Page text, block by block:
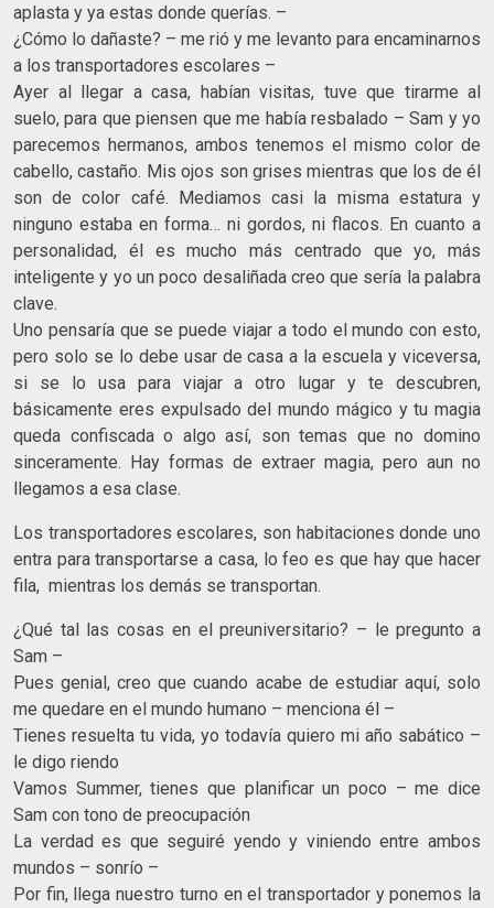
aplasta y ya estas donde querías. –
¿Cómo lo dañaste? – me rió y me levanto para encaminarnos
a los transportadores escolares –
Ayer al llegar a casa, habían visitas, tuve que tirarme al
suelo, para que piensen que me había resbalado – Sam y yo
parecemos hermanos, ambos tenemos el mismo color de
cabello, castaño. Mis ojos son grises mientras que los de él
son de color café. Mediamos casi la misma estatura y
ninguno estaba en forma… ni gordos, ni flacos. En cuanto a
personalidad, él es mucho más centrado que yo, más
inteligente y yo un poco desaliñada creo que sería la palabra
clave.
Uno pensaría que se puede viajar a todo el mundo con esto,
pero solo se lo debe usar de casa a la escuela y viceversa,
si se lo usa para viajar a otro lugar y te descubren,
básicamente eres expulsado del mundo mágico y tu magia
queda confiscada o algo así, son temas que no domino
sinceramente. Hay formas de extraer magia, pero aun no
llegamos a esa clase.
Los transportadores escolares, son habitaciones donde uno
entra para transportarse a casa, lo feo es que hay que hacer
fila, mientras los demás se transportan.
¿Qué tal las cosas en el preuniversitario? – le pregunto a
Sam –
Pues genial, creo que cuando acabe de estudiar aquí, solo
me quedare en el mundo humano – menciona él –
Tienes resuelta tu vida, yo todavía quiero mi año sabático –
le digo riendo
Vamos Summer, tienes que planificar un poco – me dice
Sam con tono de preocupación
La verdad es que seguiré yendo y viniendo entre ambos
mundos – sonrío –
Por fin, llega nuestro turno en el transportador y ponemos la